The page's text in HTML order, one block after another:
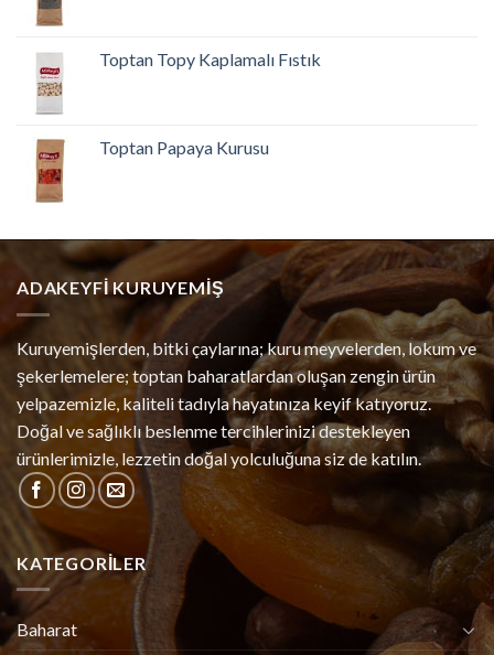
Toptan Topy Kaplamalı Fıstık
Toptan Papaya Kurusu
ADAKEYFI KURUYEMIŞ
Kuruyemişlerden, bitki çaylarına; kuru meyvelerden, lokum ve
şekerlemelere; toptan baharatlardan oluşan zengin ürün
yelpazemizle, kaliteli tadıyla hayatınıza keyif katıyoruz.
Doğal ve sağlıklı beslenme tercihlerinizi destekleyen
ürünlerimizle, lezzetin doğal yolculuğuna siz de katılın.
KATEGORILER
Baharat